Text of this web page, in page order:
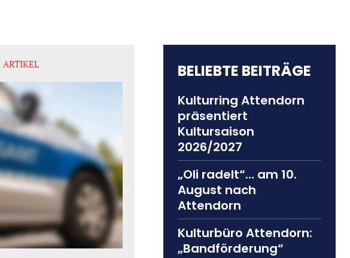
ARTIKEL BELIEBTE BEITRÄGE
Kulturring Attendorn
präsentiert
Kultursaison
2026/2027
„Oli radelt“… am 10.
August nach
Attendorn
Kulturbüro Attendorn:
„Bandförderung“